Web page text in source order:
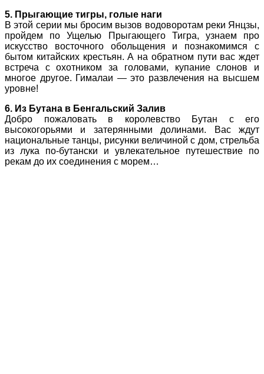
5. Прыгающие тигры, голые наги
В этой серии мы бросим вызов водоворотам реки Янцзы,
пройдем по Ущелью Прыгающего Тигра, узнаем про
искусство восточного обольщения и познакомимся с
бытом китайских крестьян. А на обратном пути вас ждет
встреча с охотником за головами, купание слонов и
многое другое. Гималаи — это развлечения на высшем
уровне!
6. Из Бутана в Бенгальский Залив
Добро пожаловать в королевство Бутан с его
высокогорьями и затерянными долинами. Вас ждут
национальные танцы, рисунки величиной с дом, стрельба
из лука по-бутански и увлекательное путешествие по
рекам до их соединения с морем…